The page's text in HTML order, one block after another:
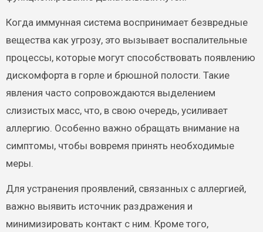
Когда иммунная система воспринимает безвредные
вещества как угрозу, это вызывает воспалительные
процессы, которые могут способствовать появлению
дискомфорта в горле и брюшной полости. Такие
явления часто сопровождаются выделением
слизистых масс, что, в свою очередь, усиливает
аллергию. Особенно важно обращать внимание на
симптомы, чтобы вовремя принять необходимые
меры.
Для устранения проявлений, связанных с аллергией,
важно выявить источник раздражения и
минимизировать контакт с ним. Кроме того,